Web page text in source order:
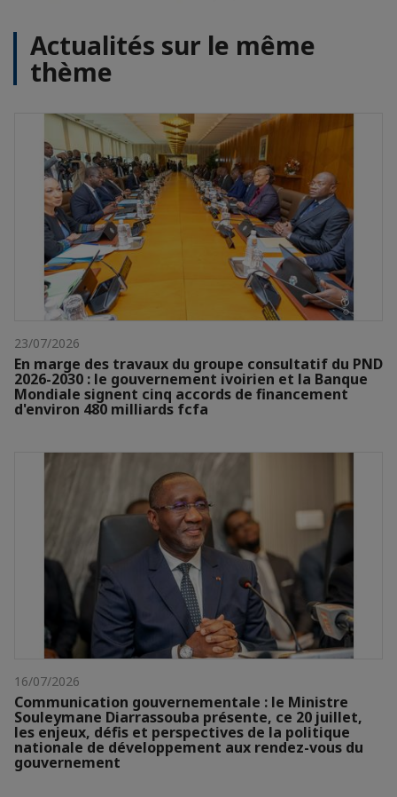
Actualités sur le même
thème
23/07/2026
En marge des travaux du groupe consultatif du PND
2026-2030 : le gouvernement ivoirien et la Banque
Mondiale signent cinq accords de financement
d'environ 480 milliards fcfa
16/07/2026
Communication gouvernementale : le Ministre
Souleymane Diarrassouba présente, ce 20 juillet,
les enjeux, défis et perspectives de la politique
nationale de développement aux rendez-vous du
gouvernement